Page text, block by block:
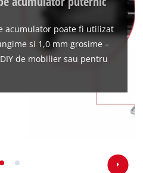
acumulator poate fi utilizat
si 1,0 mm grosime –
de mobilier sau pentru